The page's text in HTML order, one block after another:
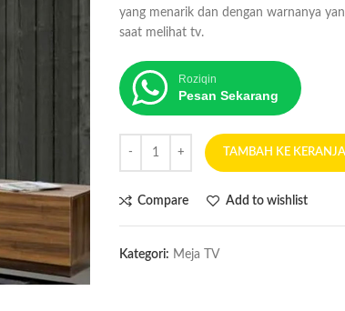
yang menarik dan dengan warnanya
saat melihat tv.
Roziqin
Pesan Sekarang
TAMBAH KE
Compare Add to wishlist
Kategori: Meja TV